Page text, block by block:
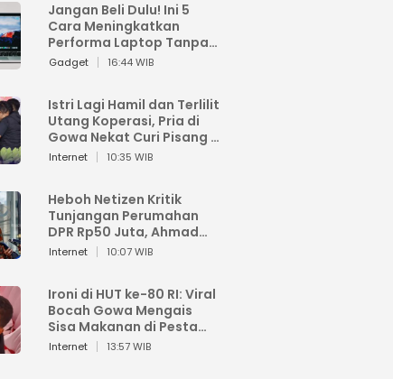
Jangan Beli Dulu! Ini 5
Cara Meningkatkan
Performa Laptop Tanpa
Harus Beli Baru
Gadget 16:44 WIB
Istri Lagi Hamil dan Terlilit
Utang Koperasi, Pria di
Gowa Nekat Curi Pisang 4
Tandan Milik Tetangga,
Internet 10:35 WIB
Heboh Netizen Kritik
Tunjangan Perumahan
DPR Rp50 Juta, Ahmad
Sahroni: Enggak Senang
Internet 10:07 WIB
Ironi di HUT ke-80 RI: Viral
Bocah Gowa Mengais
Sisa Makanan di Pesta
Kemerdekaan
Internet 13:57 WIB